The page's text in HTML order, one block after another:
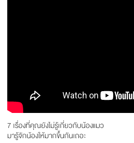
7 เรื่องที่คุณยังไม่รู้เกี่ยวกับน้องแมว
มารู้จักน้องให้มากขึ้นกันเถอะ